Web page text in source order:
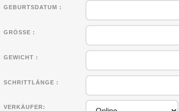
GEBURTSDATUM
GRÖSSE
GEWICHT
SCHRITTLÄNGE
VERKÄUFER